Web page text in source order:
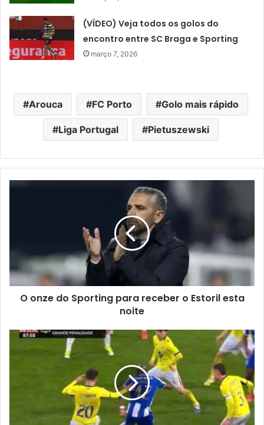
(VÍDEO) Veja todos os golos do
encontro entre SC Braga e Sporting
março 7, 2026
Arouca FC Porto Golo mais rápido
Liga Portugal Pietuszewski
O onze do Sporting para receber o Estoril esta
noite